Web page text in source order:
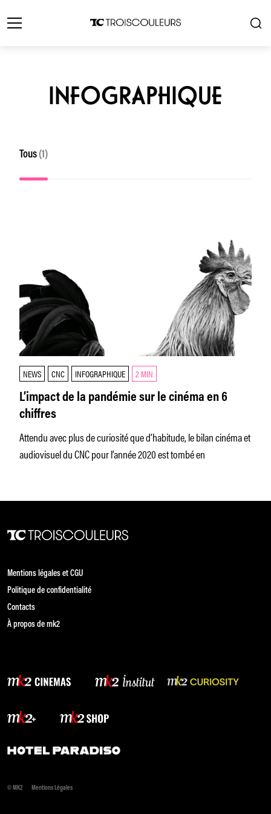
INFOGRAPHIQUE
Tous (1)
NEWS CNC INFOGRAPHIQUE 2 MIN
L’impact de la pandémie sur le cinéma en 6
chiffres
Attendu avec plus de curiosité que d’habitude, le bilan cinéma et
audiovisuel du CNC pour l’année 2020 est tombé en
Mentions légales et CGU
Politique de confidentialité
Contacts
À propos de mk2
© MK2 Mentions Légales